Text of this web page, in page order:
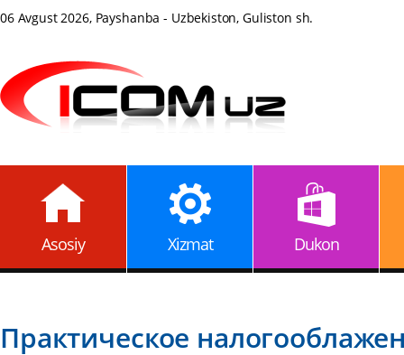
06 Avgust 2026, Payshanba - Uzbekiston, Guliston sh.
Asosiy Xizmat Dukon
Практическое